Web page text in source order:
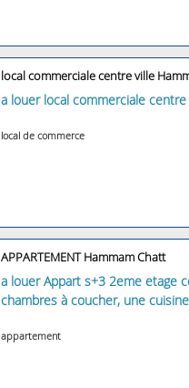
local commerciale centre ville
a louer local commerciale
local de commerce
APPARTEMENT Hammam Chatt
a louer Appart s+3 2eme etage
chambres à coucher, une
appartement